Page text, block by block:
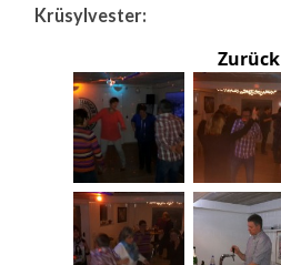
Krüsylvester:
Zurück